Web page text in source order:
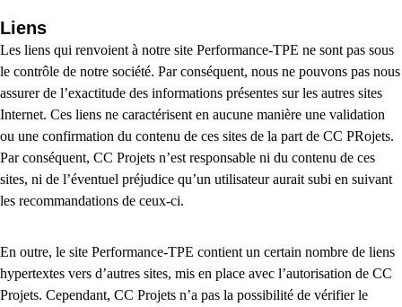
Liens
Les liens qui renvoient à notre site Performance-TPE ne sont pas sous
le contrôle de notre société. Par conséquent, nous ne pouvons pas nous
assurer de l’exactitude des informations présentes sur les autres sites
Internet. Ces liens ne caractérisent en aucune manière une validation
ou une confirmation du contenu de ces sites de la part de CC PRojets.
Par conséquent, CC Projets n’est responsable ni du contenu de ces
sites, ni de l’éventuel préjudice qu’un utilisateur aurait subi en suivant
les recommandations de ceux-ci.
En outre, le site Performance-TPE contient un certain nombre de liens
hypertextes vers d’autres sites, mis en place avec l’autorisation de CC
Projets. Cependant, CC Projets n’a pas la possibilité de vérifier le